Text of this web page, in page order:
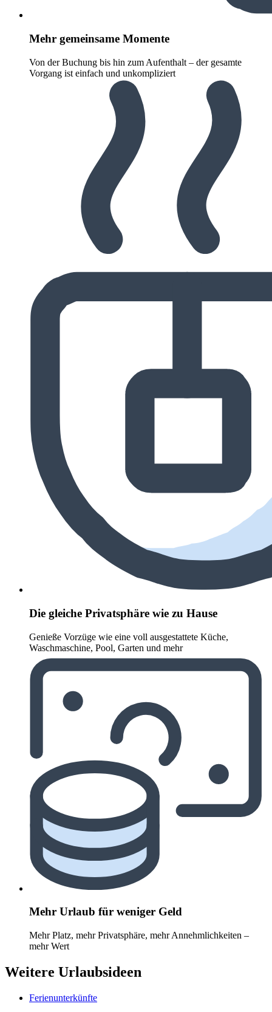
Mehr gemeinsame Momente
Von der Buchung bis hin zum Aufenthalt – der gesamte
Vorgang ist einfach und unkompliziert
Die gleiche Privatsphäre wie zu Hause
Genieße Vorzüge wie eine voll ausgestattete Küche,
Waschmaschine, Pool, Garten und mehr
Mehr Urlaub für weniger Geld
Mehr Platz, mehr Privatsphäre, mehr Annehmlichkeiten –
mehr Wert
Weitere Urlaubsideen
Ferienunterkünfte